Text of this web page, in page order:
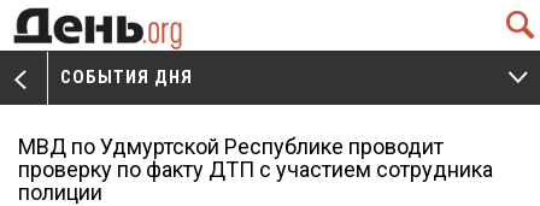
Q
V
СОБЫТИЯ ДНЯ
W
МВД по Удмуртской Республике проводит
проверку по факту ДТП с участием сотрудника
полиции